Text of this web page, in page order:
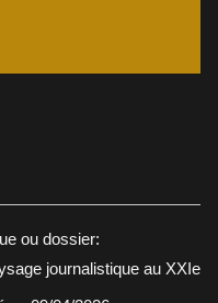
ou dossier:
journalistique au XXIe